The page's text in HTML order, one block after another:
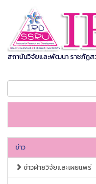
สถาบันวิจัยและพัฒนา ราชภัฏส
ข่าว
ข่าวฝ่ายวิจัยและเผยแพร่